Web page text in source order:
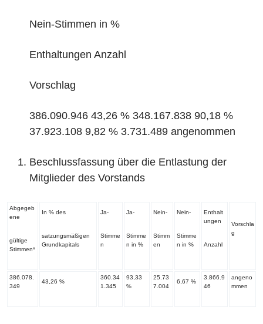
Nein-Stimmen in %
Enthaltungen Anzahl
Vorschlag
386.090.946 43,26 % 348.167.838 90,18 %
37.923.108 9,82 % 3.731.489 angenommen
‌Beschlussfassung über die Entlastung der
Mitglieder des Vorstands
Abgegeb
ene
gültige
Stimmen*
In % des
satzungsmäßigen
Grundkapitals
Ja-
Stimme
n
Ja-
Stimme
n in %
Nein-
Stimm
en
Nein-
Stimme
n in %
Enthalt
ungen
Anzahl
Vorschla
g
386.078.
349
43,26 %
360.34
1.345
93,33
%
25.73
7.004
6,67 %
3.866.9
46
angeno
mmen